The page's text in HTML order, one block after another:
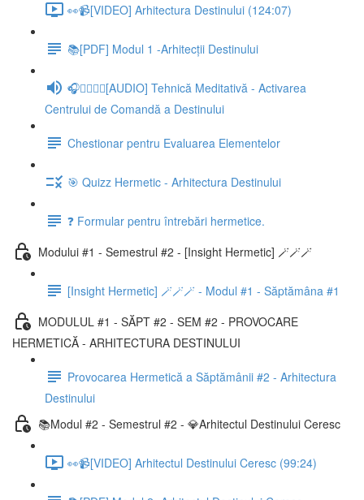
👀📹[VIDEO] Arhitectura Destinului (124:07)
📚[PDF] Modul 1 -Arhitecții Destinului
🎧🧘‍♂️🧘‍♀️[AUDIO] Tehnică Meditativă - Activarea
Centrului de Comandă a Destinului
Chestionar pentru Evaluarea Elementelor
🎯 Quizz Hermetic - Arhitectura Destinului
❓ Formular pentru întrebări hermetice.
Modului #1 - Semestrul #2 - [Insight Hermetic] 🪄🪄🪄
[Insight Hermetic] 🪄🪄🪄 - Modul #1 - Săptămâna #1
MODULUL #1 - SĂPT #2 - SEM #2 - PROVOCARE
HERMETICĂ - ARHITECTURA DESTINULUI
Provocarea Hermetică a Săptămânii #2 - Arhitectura
Destinului
📚Modul #2 - Semestrul #2 - 💎Arhitectul Destinului Ceresc
👀📹[VIDEO] Arhitectul Destinului Ceresc (99:24)